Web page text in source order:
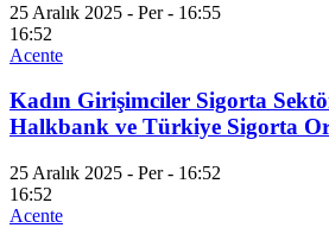
25 Aralık 2025 - Per - 16:55
16:52
Acente
Kadın Girişimciler Sigorta
Halkbank ve Türkiye Sigorta
25 Aralık 2025 - Per - 16:52
16:52
Acente